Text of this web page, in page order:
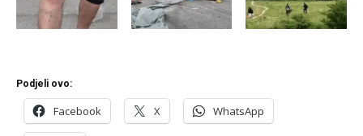
Podjeli ovo:
Facebook X WhatsApp